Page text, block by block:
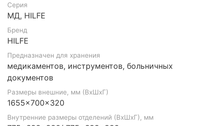
Серия
МД, HILFE
Бренд
HILFE
Предназначен для хранения
медикаментов, инструментов, больничных
документов
Размеры внешние, мм (ВхШхГ)
1655x700x320
Внутренние размеры отделений (ВхШхГ), мм